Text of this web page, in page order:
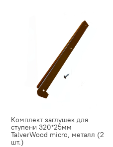
Комплект заглушек для
ступени 320*25мм
TalverWood micro, металл (2
шт.)